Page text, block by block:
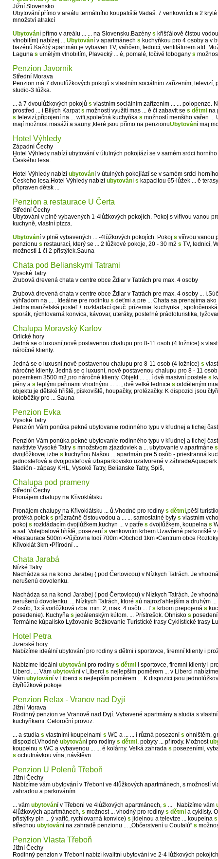
Jižní Slovensko
Ubytování přímo v areálu termálního koupaliště Vadaš. 7 venkovních a 2
množství atrakcí
Ubytování přímo v areálu ... ... na Slovensku.Bazény s křišťálově čistou
vlnobitím) nabízej ... Ubytování v apartmánech s kuchyňkou pro 4 osoby a v
bazénů.Každý apartmán je vybaven TV, vařičem, lednicí, ventilátorem atd.
Laguna s umělým vlnobitím, Plavecký ... é, pomalé, točivé tobogany s
Penzion Javorník
Střední Morava
Penzion má 7 dvoulůžkových pokojů s vlastním sociálním zařízením, televizí,
studio-3 lůžka.
... á 7 dvoulůžkových pokojů s vlastním sociálním zařízením ... ... polopenze.
prostřed ... í Bílých Karpats možností využití mas ... ě či zabavit se s dětmi na
s televizí,připojení na ... wifi,společná kuchyňka s možností menšiho vařen ...
mají možnost masáží a sauny.,které jsou přímo na penzionuUbytování maj
Hotel Výhledy
Západní Čechy
Hotel Výhledy nabízí ubytování v útulných pokojíází se v samém srdci
Českého lesa.
Hotel Výhledy nabízí ubytování v útulných pokojíází se v samém srdci
Českého lesa.Hotel Výhledy nabízí ubytování s kapacitou 65-lůžek ... ě
připraven dětsk ...
Penzion a restaurace U Čerta
Střední Čechy
Ubytování v plně vybavených 1-4lůžkových pokojích. Pokoj s vířivou vanou
kuchyně, vlastní pizza.
Ubytování v plně vybavených ... -4lůžkových pokojích. Pokoj s vířivou vanou
penzionu s restaurací, který se ... 2 lůžkové pokoje, 20 - 30 m2 s TV, lednicí,
možností 1 či 2 přistýlek.Sauna
Chata pod Belianskymi Tatrami
Vysoké Tatry
Zrubová drevená chata v centre obce Ždiar v Tatrách pre max. 4 osoby
Zrubová drevená chata v centre obce Ždiar v Tatrách pre max. 4 osoby ...
výhľadom na ... . Ideálne pre rodinku s deťmi a pre ... Chata sa prenajíma
Jedna manželská posteľ + rozkladací gauč. prízemie: kuchynka ,
sporák, rýchlovarná konvica, kávovar, uteráky, posteľné prádloturistika,
Chalupa Moravský Karlov
Orlické hory
Jedná se o luxusní,nově postavenou chalupu pro 8-11 osob (4 ložnice) s
náročné klienty.
Jedná se o luxusní,nově postavenou chalupu pro 8-11 osob (4 ložnice) s
náročné klienty. Jedná se o luxusní, nově postavenou chalupu pro 8 - 11
pozemkem 3500 m2,pro náročné klienty. Objekt ... ... í dvě masivní postele s
pěny a s teplými peřinami vhodnými ... ... , dvě velké lednice s odděleným
objektu je dětské hřiště, pískoviště, houpačky, prolézačky. K dispozici jsou
koloběžky pro ... Sauna
Penzion Evka
Vysoké Tatry
Penzión Vám ponúka pekné ubytovanie rodinného typu v kľudnej a tichej
Penzión Vám ponúka pekné ubytovanie rodinného typu v kľudnej a tichej
navštívte Vysoké Tatry s množstvom zjazdoviek a ... ubytovanie v apartmáne s
dvojlôžkovej izbe s kuchyňou.Našou ... apartmán pre 5 osôb - priestranná
jednosteľová a dvojposteľová izbaparkovisko uzatvorené v záhradeAquapark
štadión - zápasy KHL, Vysoké Tatry, Belianske Tatry, Spiš,
Chalupa pod prameny
Střední Čechy
Pronájem chalupy na Křivoklátsku
Pronájem chalupy na Křivoklátsku ... ů.Vhodné pro rodiny s dětmi,pěší
protéká potok s průzračně čistouvodou a ... ... samostatné byty s vlastním
pokoj s rozkládacím dvojlůžkem,kuchyn ... v patře s dvojlůžkem, koupelna s
a sat. Volejbalové hřiště, posezení s venkovním krbem.Uzavřené parkoviště v
•Restaurace 500m •Půjčovna lodí 700m •Obchod 1km •Centrum obce
Křivoklát 3km •Přírodní ...
Chata Jarabá
Nízké Tatry
Nachádza sa na konci Jarabej ( pod Čertovicou) v Nízkych Tatrách. Je
nerušenú dovolenku.
Nachádza sa na konci Jarabej ( pod Čertovicou) v Nízkych Tatrách. Je
nerušenú dovolenku. ... Nízkych Tatrách, ktoré sú najrozľahlejším a druhým
2 osôb, 1x štvorlôžková izba: min. 2, max. 4 osôb ... ť s krbom prepojená s
posedenie). Kuchyňa s jedálenským kútom. ... Prístrešok. Ohnisko s
Termálne kúpalisko Lyžovanie Bežkovanie Turistické trasy Cyklistické trasy
Hotel Petra
Jizerské hory
Nabízíme ideální ubytování pro rodiny s dětmi i sportovce, firemní klienty i
Nabízíme ideální ubytování pro rodiny s dětmi i sportovce, firemní klienty i
Liberci. ... Vám ubytování v Liberci s nejlepším poměrem ... v Liberci
Vám ubytování v Liberci s nejlepším poměrem ... K dispozici jsou
čtyřlůžkové pokoje
Penzion Relax - Vranov nad Dyjí
Jižní Morava
Rodinný penzion ve Vranově nad Dyjí. Vybavené apartmány a studia s
kuchyňkami. Celoroční provoz.
... a studia s vlastními koupelnami s WC a ... ... i různá posezení s ohništěm,
dispozici.Vhodné ubytování pro rodiny s dětmi, pobyty ... přírody. Možnost
koupelnu s WC a vybavenou ... ... é kolárny. Velká zahrada s posezeními,
s ochutnávkou vína, návštěvn ...
Penzion U Polenů Třeboň
Jižní Čechy
Nabízíme vám ubytování v Třeboni ve 4lůžkových apartmánech, s možností
zahradou a parkováním.
... vám ubytování v Třeboni ve 4lůžkových apartmánech, s ... Nabízíme vám
4lůžkových apartmánech, s možnost ... vhodný pro rodiny s dětmi a cyklisty.
přistýlky pln ... ý vařič, rychlovarná konvice) s jídelnou a televize ... koupelna s
střechou ubytování na zahradě penzionu ... „Občerstvení u Coufalů“ s
Penzion Vlasta Třeboň
Jižní Čechy
Rodinný penzion v Třeboni nabízí kvalitní ubytování ve 2-4 lůžkových